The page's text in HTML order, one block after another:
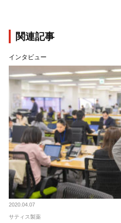
関連記事
インタビュー
2020.04.07
サティス製薬